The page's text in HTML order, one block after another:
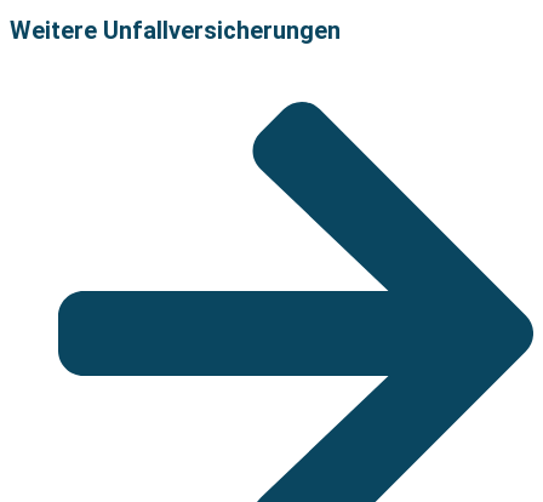
Weitere Unfallversicherungen